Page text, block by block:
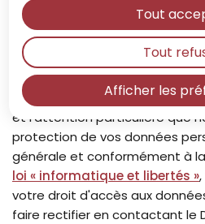
Afficher les
Tout
Tout
Utilisation des
- Généralités
Cerèglement européenest
de vous réaffirmer notre
et l’attention particulière que
protection de vos données
générale et conformément à la
loi « informatique et libertés »
votre droit d'accès aux
faire rectifier en contactant le